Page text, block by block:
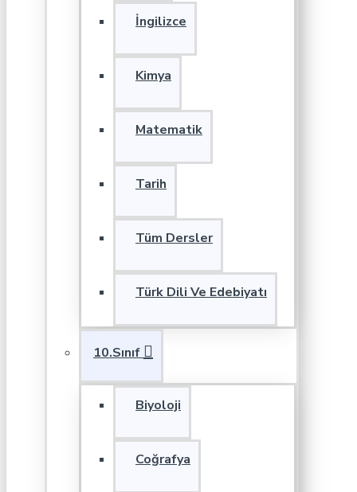
İngilizce
Kimya
Matematik
Tarih
Tüm Dersler
Türk Dili Ve Edebiyatı
10.Sınıf
Biyoloji
Coğrafya